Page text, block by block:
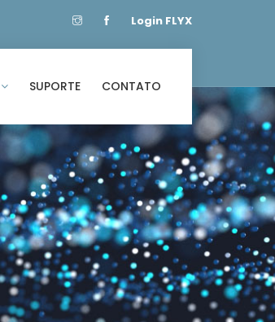
Login FLYX
SUPORTE CONTATO